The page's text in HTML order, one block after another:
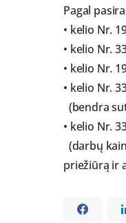
Pagal
• kelio Nr.
• kelio Nr.
• kelio Nr.
• kelio Nr.
(bendra
• kelio Nr.
(darbų
priežiūrą ir